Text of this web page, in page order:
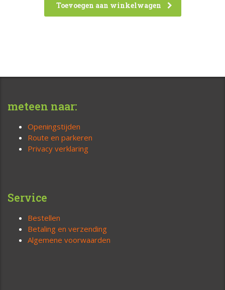
Toevoegen aan winkelwagen
meteen naar:
Openingstijden
Route en parkeren
Privacy verklaring
Service
Bestellen
Betaling en verzending
Algemene voorwaarden